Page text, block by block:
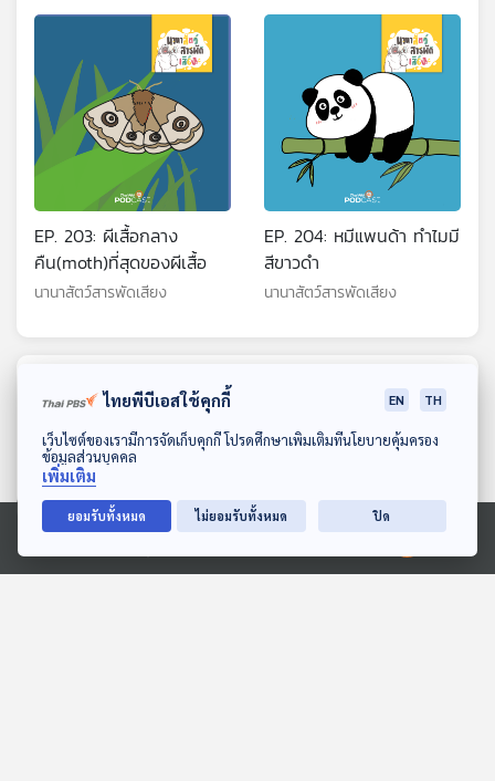
ดาวน์โหลด Thai PBS Podcast Application
Ⓒ 2020 องค์การกระจายเสียงและแพร่ภาพสาธารณะแห่งประเทศไทย
EP. 203: ผีเสื้อกลาง
คืน(moth)ที่สุดของผีเสื้อ
นานาสัตว์สารพัดเสียง
EP. 204: หมีแพนด้า ทำไมมี
สีขาวดำ
นานาสัตว์สารพัดเสียง
ตอนที่เกี่ยวข้อง
ไทยพีบีเอสใช้คุกกี้ EN TH
เว็บไซต์ของเรามีการจัดเก็บคุกกี้ โปรดศึกษาเพิ่มเติมที่นโยบายคุ้มครอง
ข้อมูลส่วนบุคคล
เพิ่มเติม
ยอมรับทั้งหมด ไม่ยอมรับทั้งหมด ปิด